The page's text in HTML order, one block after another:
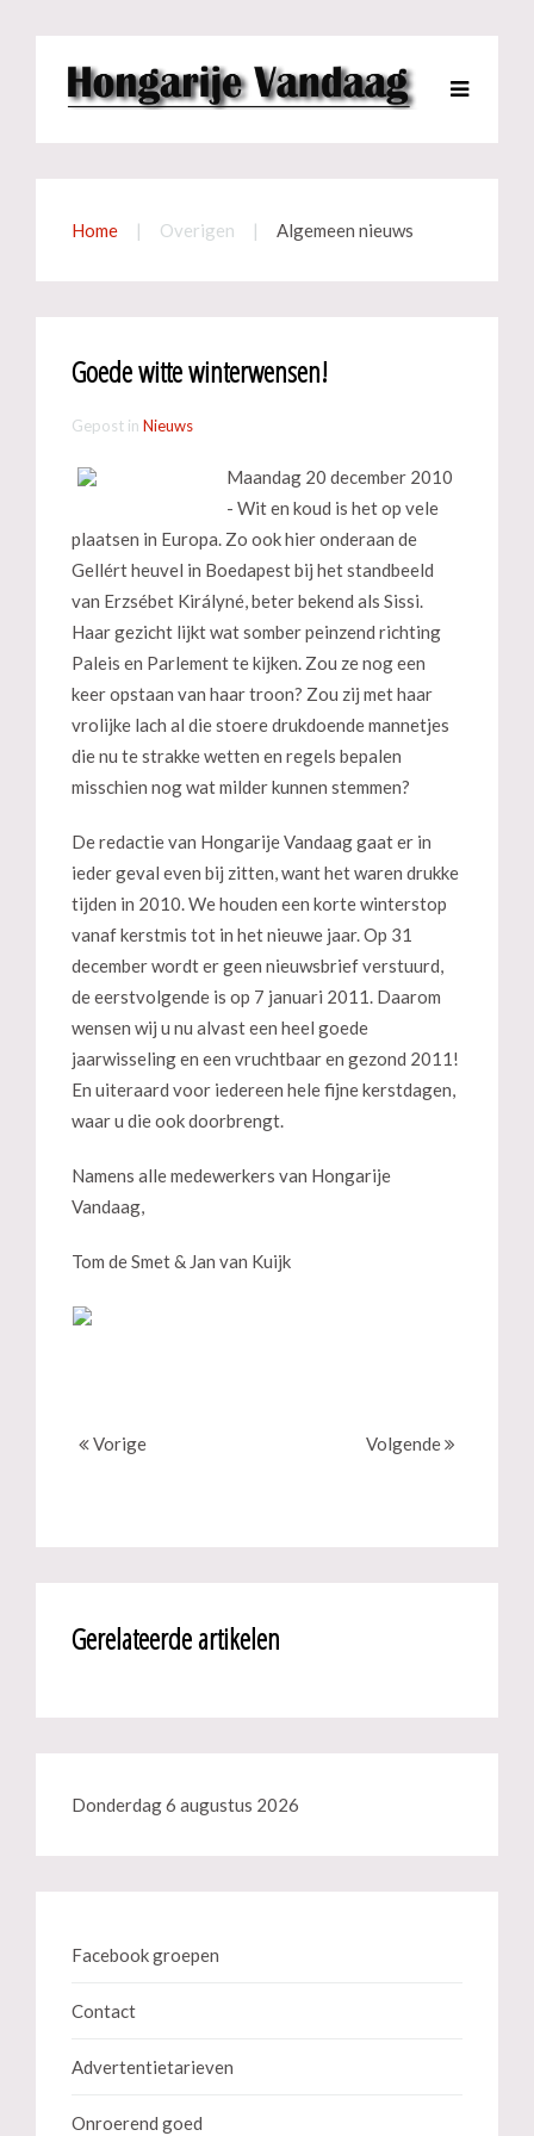
Home Overigen Algemeen nieuws
Goede witte winterwensen!
Gepost in Nieuws
Maandag 20 december 2010
- Wit en koud is het op vele
plaatsen in Europa. Zo ook hier onderaan de
Gellért heuvel in Boedapest bij het standbeeld
van Erzsébet Királyné, beter bekend als Sissi.
Haar gezicht lijkt wat somber peinzend richting
Paleis en Parlement te kijken. Zou ze nog een
keer opstaan van haar troon? Zou zij met haar
vrolijke lach al die stoere drukdoende mannetjes
die nu te strakke wetten en regels bepalen
misschien nog wat milder kunnen stemmen?
De redactie van Hongarije Vandaag gaat er in
ieder geval even bij zitten, want het waren drukke
tijden in 2010. We houden een korte winterstop
vanaf kerstmis tot in het nieuwe jaar. Op 31
december wordt er geen nieuwsbrief verstuurd,
de eerstvolgende is op 7 januari 2011. Daarom
wensen wij u nu alvast een heel goede
jaarwisseling en een vruchtbaar en gezond 2011!
En uiteraard voor iedereen hele fijne kerstdagen,
waar u die ook doorbrengt.
Namens alle medewerkers van Hongarije
Vandaag,
Tom de Smet & Jan van Kuijk
Vorige Volgende
Gerelateerde artikelen
Donderdag 6 augustus 2026
Facebook groepen
Contact
Advertentietarieven
Onroerend goed